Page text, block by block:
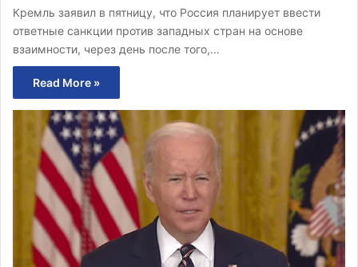
Кремль заявил в пятницу, что Россия планирует ввести
ответные санкции против западных стран на основе
взаимности, через день после того,…
Read More »